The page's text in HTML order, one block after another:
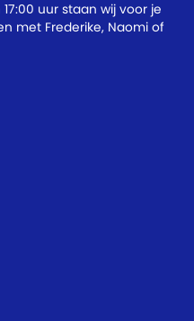
uur staan wij voor je
met Frederike, Naomi of